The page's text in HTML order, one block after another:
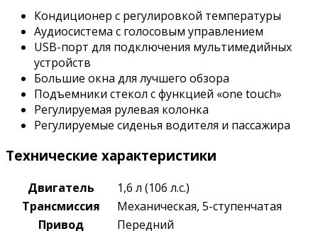
Кондиционер с регулировкой температуры
Аудиосистема с голосовым управлением
USB-порт для подключения мультимедийных
устройств
Большие окна для лучшего обзора
Подъемники стекол с функцией «one touch»
Регулируемая рулевая колонка
Регулируемые сиденья водителя и пассажира
Технические характеристики
Двигатель
1,6 л (106 л.с.)
Трансмиссия
Механическая, 5-ступенчатая
Привод
Передний